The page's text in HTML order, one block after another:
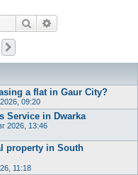
Поиск
a flat in Gaur City?
09:20
Service in Dwarka
2026, 13:46
property in South
11:18